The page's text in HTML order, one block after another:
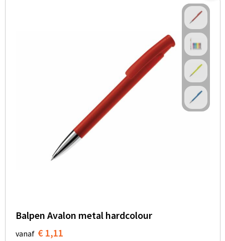
Balpen Avalon metal hardcolour
vanaf € 1,11